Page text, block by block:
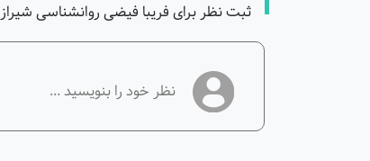
ثبت نظر برای فریبا فیضی روانشناسی شیراز